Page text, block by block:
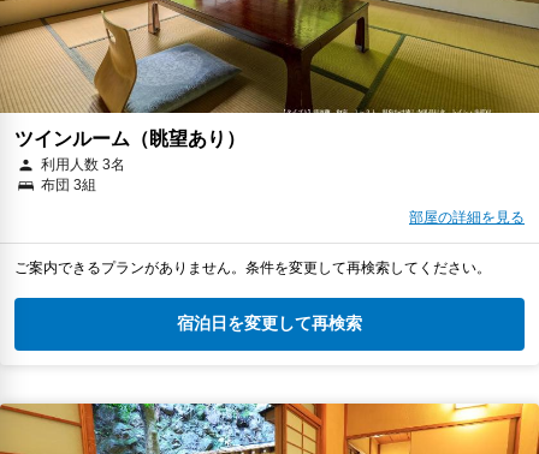
ツインルーム（眺望あり）
利用人数 3名
布団 3組
部屋の詳細を見る
ご案内できるプランがありません。条件を変更して再検索してください。
宿泊日を変更して再検索